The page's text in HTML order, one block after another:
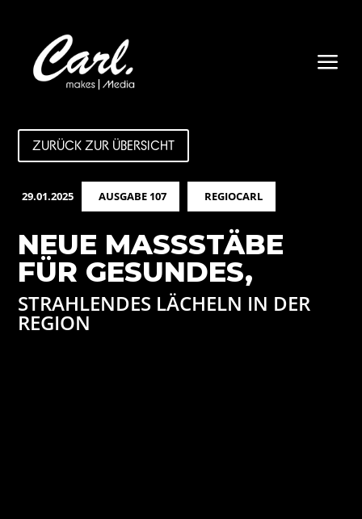
a
ZURÜCK ZUR ÜBERSICHT
29.01.2025 AUSGABE 107 REGIOCARL
NEUE MASSSTÄBE
FÜR GESUNDES,
STRAHLENDES LÄCHELN IN DER
REGION